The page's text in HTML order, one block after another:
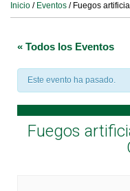
Inicio / Eventos / Fuegos
« Todos los Eventos
Este evento ha pasado.
Fuegos